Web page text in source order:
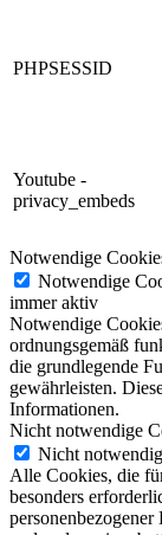
PHPSESSID
Youtube -
privacy_embeds
Notwendige
Notwendige
immer aktiv
Notwendige
ordnungsgemäß
die grundlegende
gewährleisten.
Informationen.
Nicht notwendige
Nicht
Alle Cookies, die
besonders